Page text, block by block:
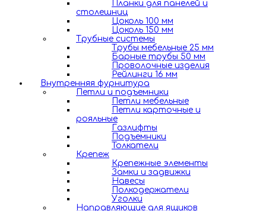
Планки для панелей и
столешниц
Цоколь 100 мм
Цоколь 150 мм
Трубные системы
Трубы мебельные 25 мм
Барные трубы 50 мм
Проволочные изделия
Рейлинги 16 мм
Внутренняя фурнитура
Петли и подъемники
Петли мебельные
Петли карточные и
рояльные
Газлифты
Подъемники
Толкатели
Крепеж
Крепежные элементы
Замки и задвижки
Навесы
Полкодержатели
Уголки
Направляющие для ящиков